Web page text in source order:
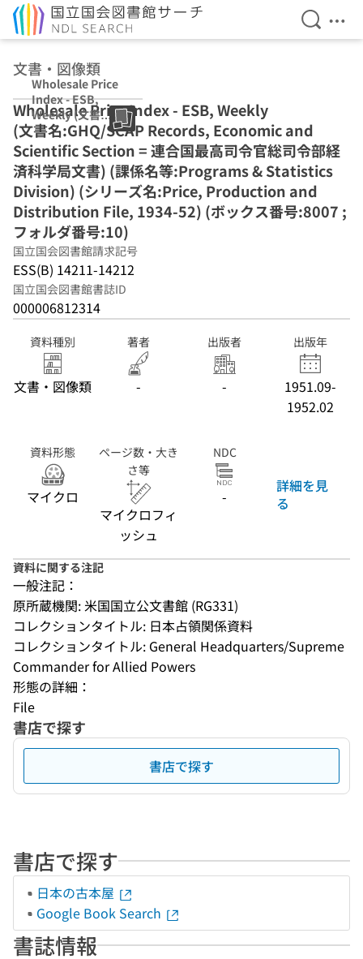
検索を
メ
文書・図像類
Wholesale Price
Index - ESB,
Weekly (文書
名:GHQ/SCAP
Records,
Economic and
Scientific
Section = 連合国
最高司令官総司令
部経済科学局文
書) (課係名
等:Programs &
Statistics
Division) (シリー
ズ名:Price,
Production and
File, 1934-52) (ボ
ックス番号:8007
; フォルダ番
号:10)
Wholesale Price Index - ESB, Weekly
(文書名:GHQ/SCAP Records, Economic and
Scientific Section = 連合国最高司令官総司令部経
済科学局文書) (課係名等:Programs & Statistics
Division) (シリーズ名:Price, Production and
Distribution File, 1934-52) (ボックス番号:8007 ;
フォルダ番号:10)
国立国会図書館請求記号
ESS(B) 14211-14212
国立国会図書館書誌ID
000006812314
資料種別
文書・図像類
著者
-
出版者
-
出版年
1951.09-
1952.02
資料形態
マイクロ
ページ数・大き
さ等
マイクロフィ
ッシュ
NDC
-
詳細を見
る
資料に関する注記
一般注記：
原所蔵機関: 米国国立公文書館 (RG331)
コレクションタイトル: 日本占領関係資料
コレクションタイトル: General Headquarters/Supreme
Commander for Allied Powers
形態の詳細：
File
書店で探す
書店で探す
書店で探す
日本の古本屋
Google Book Search
書誌情報